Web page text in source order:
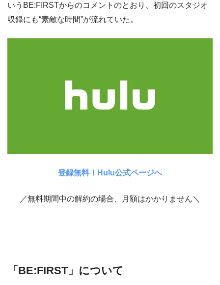
いうBE:FIRSTからのコメントのとおり、初回のスタジオ
収録にも“素敵な時間”が流れていた。
登録無料！Hulu公式ページへ
／無料期間中の解約の場合、月額はかかりません＼
「BE:FIRST」について